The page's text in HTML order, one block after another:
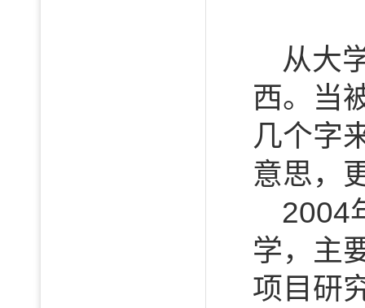
从大
西。当
几个字
意思，
2004
学，主
项目研